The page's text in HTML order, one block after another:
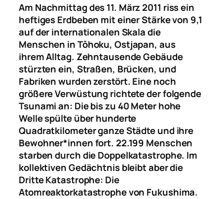
Am Nachmittag des 11. März 2011 riss ein
heftiges Erdbeben mit einer Stärke von 9,1
auf der internationalen Skala die
Menschen in Tōhoku, Ostjapan, aus
ihrem Alltag. Zehntausende Gebäude
stürzten ein, Straßen, Brücken, und
Fabriken wurden zerstört. Eine noch
größere Verwüstung richtete der folgende
Tsunami an: Die bis zu 40 Meter hohe
Welle spülte über hunderte
Quadratkilometer ganze Städte und ihre
Bewohner*innen fort. 22.199 Menschen
starben durch die Doppelkatastrophe. Im
kollektiven Gedächtnis bleibt aber die
Dritte Katastrophe: Die
Atomreaktorkatastrophe von Fukushima.